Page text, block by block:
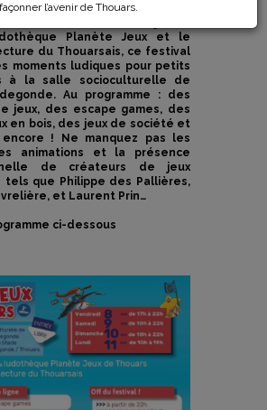
l’avenir de Thouars.
édition du Festi’Jeux revient à
Planète Jeux et le
du Thouarsais, ce festival
moments ludiques pour petits
à la salle socioculturelle de
Au programme : des
jeux, des escape games, des
en bois, des jeux de société et
! Ne manquez pas les
animations et la présence
de créateurs de jeux
tels que Philippe des Pallières,
et Laurent Prin…
ci-dessous